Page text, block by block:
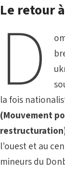
Le retour
D
la fois
(Mouvement
restructuration
l’ouest et au
mineurs du